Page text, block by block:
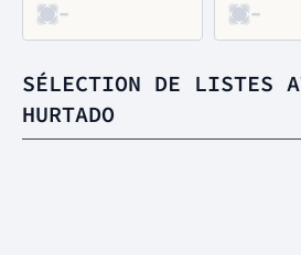
- -
SÉLECTION DE LISTES
HURTADO